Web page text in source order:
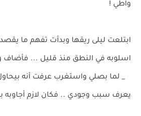
واطي !
ابتلعت ليلى ريقها وبدأت تفهم ما
اسلوبه في النطق منذ قليل ... فأضاف
_ لما بصلي واستغرب عرفت أنه
يعرف سبب وجودي .. فكان لازم أجاوبه